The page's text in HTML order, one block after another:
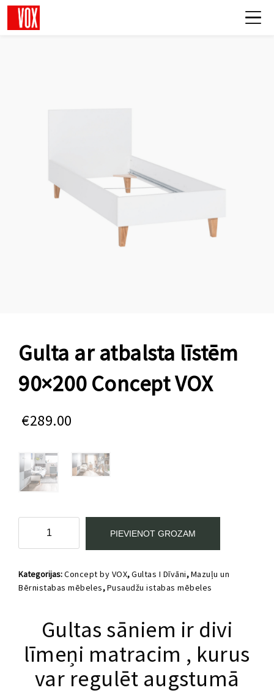
Gulta ar atbalsta līstēm
90×200 Concept VOX
€289.00
atbalsta
90x200
Concept
PIEVIENOT GROZAM
Kategorijas:Concept by VOX,Gultas I Dīvāni,Mazuļu un
Bērnistabas mēbeles,Pusaudžu istabas mēbeles
Gultas sāniem ir divi
līmeņi matracim , kurus
var regulēt augstumā